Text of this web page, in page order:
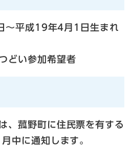
～平成19年4月1日生まれ
どい参加希望者
、菰野町に住民票を有する
中に通知します。